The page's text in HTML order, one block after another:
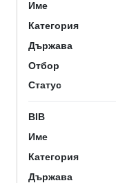
Име
Категория
Държава
Отбор
Статус
BIB
Име
Категория
Държава